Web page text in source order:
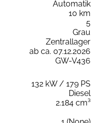
Automatik
10 km
5
Grau
Zentrallager
ab ca. 07.12.2026
GW-V436
132 kW / 179 PS
Diesel
2.184 cm³